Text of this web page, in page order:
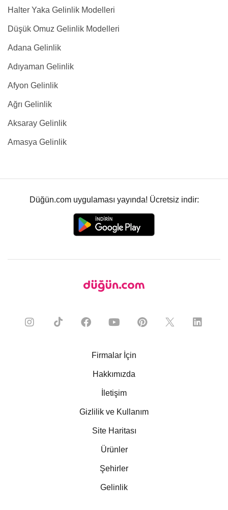
Halter Yaka Gelinlik Modelleri
Düşük Omuz Gelinlik Modelleri
Adana Gelinlik
Adıyaman Gelinlik
Afyon Gelinlik
Ağrı Gelinlik
Aksaray Gelinlik
Amasya Gelinlik
Düğün.com uygulaması yayında! Ücretsiz indir:
Firmalar İçin
Hakkımızda
İletişim
Gizlilik ve Kullanım
Site Haritası
Ürünler
Şehirler
Gelinlik